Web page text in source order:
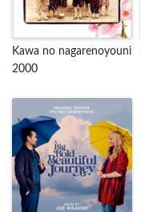
Kawa no nagarenoyouni
2000